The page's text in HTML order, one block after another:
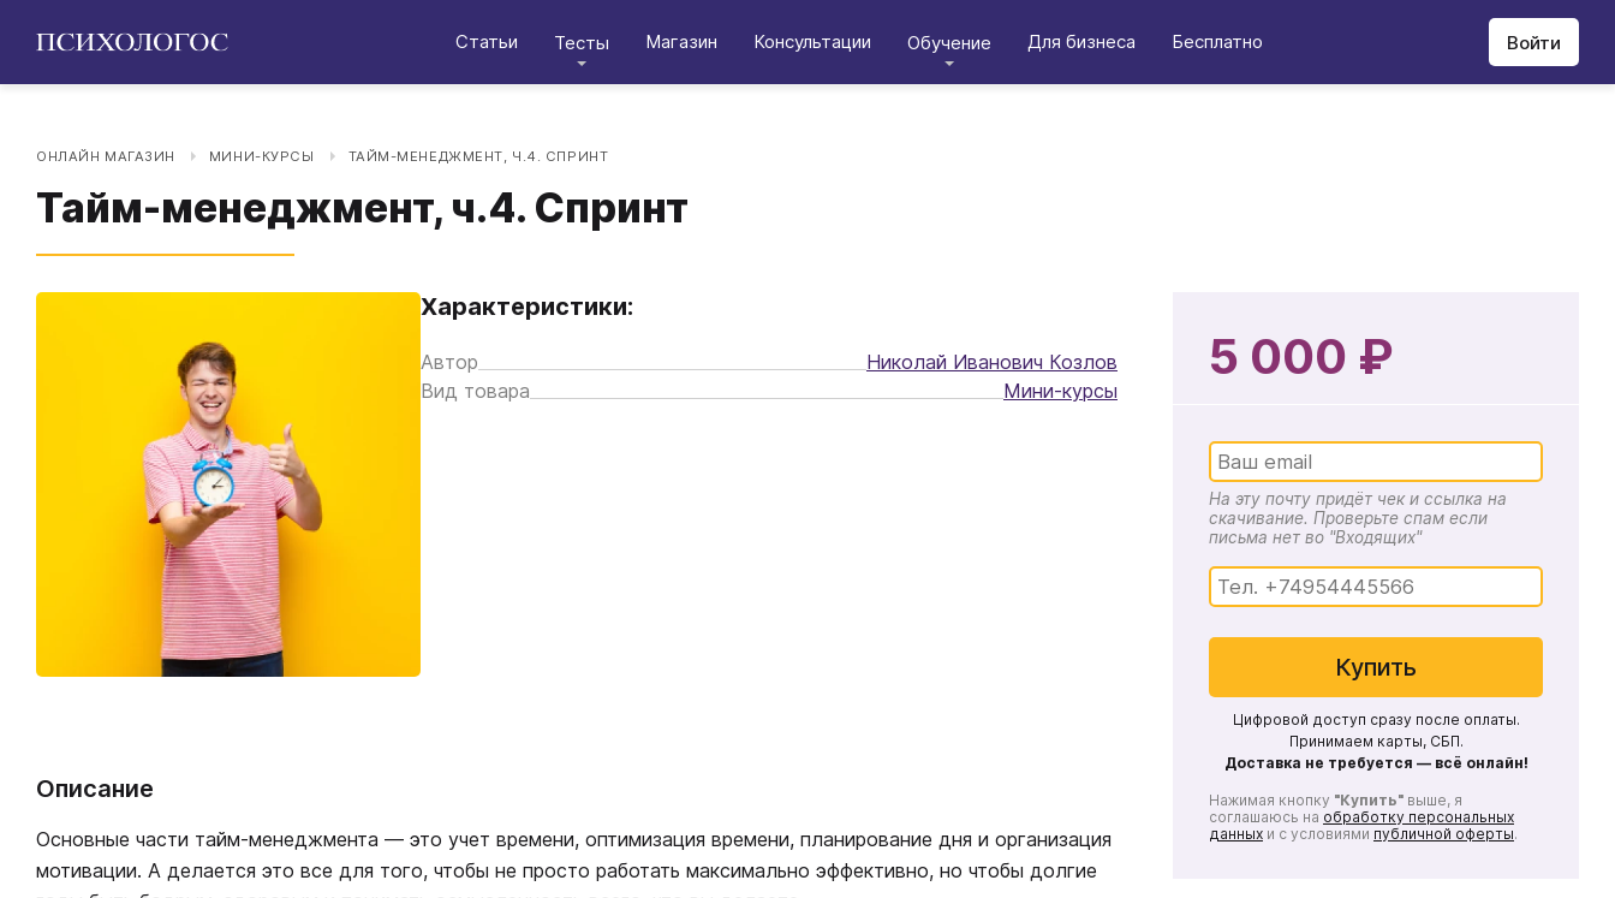
Статьи Тесты Магазин Консультации Обучение Для бизнеса Бесплатно Войти
ОНЛАЙН МАГАЗИН МИНИ-КУРСЫ ТАЙМ-МЕНЕДЖМЕНТ, Ч.4. СПРИНТ
Тайм-менеджмент, ч.4. Спринт
Характеристики:
Автор
Николай Иванович Козлов
Вид товара
Мини-курсы
Описание
Основные части тайм-менеджмента — это учет времени, оптимизация времени, планирование дня и организация
мотивации. А делается это все для того, чтобы не просто работать максимально эффективно, но чтобы долгие
5 000 ₽
На эту почту придёт чек и ссылка на
скачивание. Проверьте спам если
письма нет во "Входящих"
Купить
Цифровой доступ сразу после оплаты.
Принимаем карты, СБП.
Доставка не требуется — всё онлайн!
Нажимая кнопку "Купить" выше, я
соглашаюсь на обработку персональных
данных и с условиями публичной оферты.